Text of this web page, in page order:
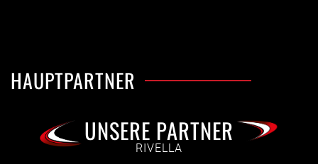
UNSERE PARTNER
HAUPTPARTNER
RIVELLA